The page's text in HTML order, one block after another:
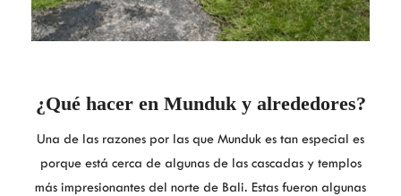
¿Qué hacer en Munduk y alrededores?
Una de las razones por las que Munduk es tan especial es
porque está cerca de algunas de las cascadas y templos
más impresionantes del norte de Bali. Estas fueron algunas